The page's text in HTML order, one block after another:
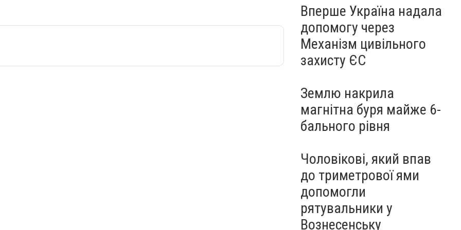
Вперше Україна надала
допомогу через
Механізм цивільного
захисту ЄС
Землю накрила
магнітна буря майже 6-
бального рівня
Чоловікові, який впав
до триметрової ями
допомогли
рятувальники у
Вознесенську